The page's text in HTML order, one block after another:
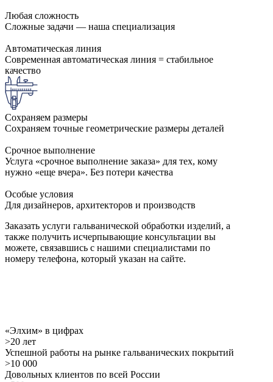
Любая сложность
Сложные задачи — наша специализация
Автоматическая линия
Современная автоматическая линия = стабильное
качество
Сохраняем размеры
Сохраняем точные геометрические размеры деталей
Срочное выполнение
Услуга «срочное выполнение заказа» для тех, кому
нужно «еще вчера». Без потери качества
Особые условия
Для дизайнеров, архитекторов и производств
Заказать услуги гальванической обработки изделий, а
также получить исчерпывающие консультации вы
можете, связавшись с нашими специалистами по
номеру телефона, который указан на сайте.
«Элхим» в цифрах
>20 лет
Успешной работы на рынке гальванических покрытий
>10 000
Довольных клиентов по всей России